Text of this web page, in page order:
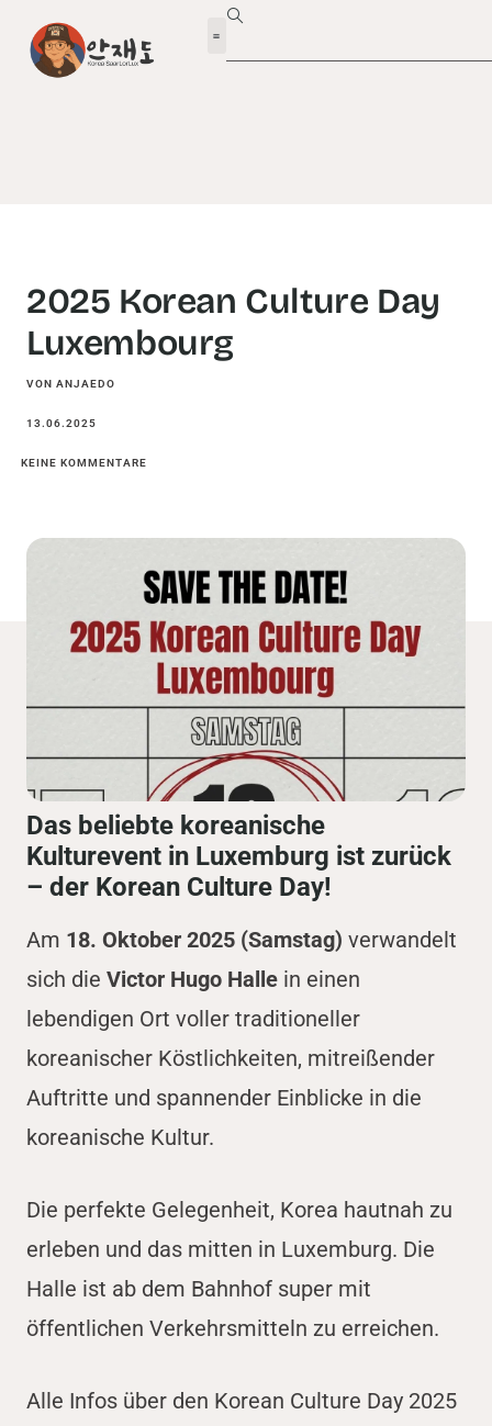
2025 Korean Culture Day
Luxembourg
VON ANJAEDO
13.06.2025
KEINE KOMMENTARE
Das beliebte koreanische
Kulturevent in Luxemburg ist zurück
– der Korean Culture Day!
Am 18. Oktober 2025 (Samstag) verwandelt
sich die Victor Hugo Halle in einen
lebendigen Ort voller traditioneller
koreanischer Köstlichkeiten, mitreißender
Auftritte und spannender Einblicke in die
koreanische Kultur.
Die perfekte Gelegenheit, Korea hautnah zu
erleben und das mitten in Luxemburg. Die
Halle ist ab dem Bahnhof super mit
öffentlichen Verkehrsmitteln zu erreichen.
Alle Infos über den Korean Culture Day 2025